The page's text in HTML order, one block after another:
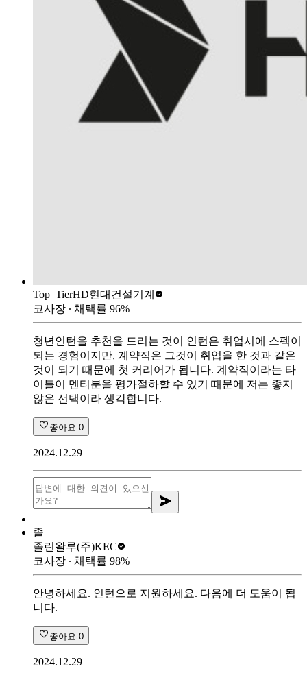
Top_TierHD현대건설기계
코사장 ∙ 채택률 96%
청년인턴을 추천을 드리는 것이 인턴은 취업시에 스펙이
되는 경험이지만, 계약직은 그것이 취업을 한 것과 같은
것이 되기 때문에 첫 커리어가 됩니다. 계약직이라는 타
이틀이 멘티분을 평가절하할 수 있기 때문에 저는 좋지
않은 선택이라 생각합니다.
좋아요 0
2024.12.29
졸
졸린왈루(주)KEC
코사장 ∙ 채택률 98%
안녕하세요. 인턴으로 지원하세요. 다음에 더 도움이 됩
니다.
좋아요 0
2024.12.29